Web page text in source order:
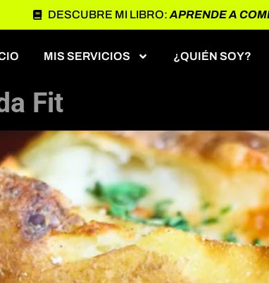
DESCUBRE MI LIBRO:APRENDE A
MIS SERVICIOS ¿QUIÉN SOY?
Fit